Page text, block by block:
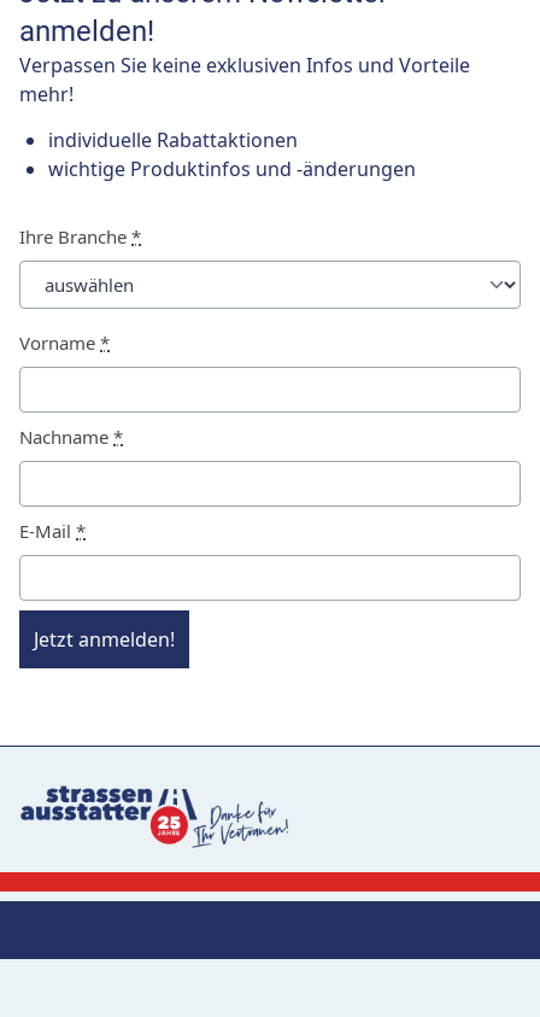
anmelden!
Verpassen Sie keine exklusiven Infos und Vorteile
mehr!
individuelle Rabattaktionen
wichtige Produktinfos und -änderungen
Ihre Branche *
Vorname *
Nachname *
E-Mail *
Jetzt anmelden!